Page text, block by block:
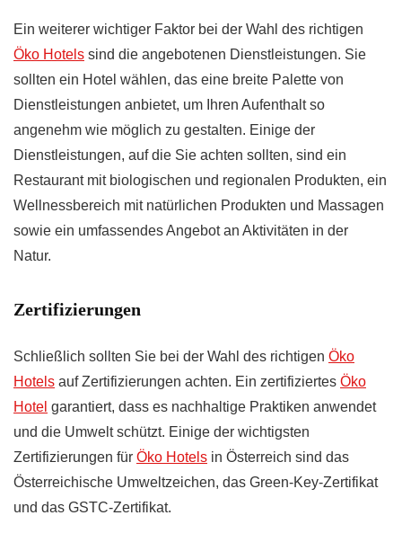
Ein weiterer wichtiger Faktor bei der Wahl des richtigen
Öko Hotels sind die angebotenen Dienstleistungen. Sie
sollten ein Hotel wählen, das eine breite Palette von
Dienstleistungen anbietet, um Ihren Aufenthalt so
angenehm wie möglich zu gestalten. Einige der
Dienstleistungen, auf die Sie achten sollten, sind ein
Restaurant mit biologischen und regionalen Produkten, ein
Wellnessbereich mit natürlichen Produkten und Massagen
sowie ein umfassendes Angebot an Aktivitäten in der
Natur.
Zertifizierungen
Schließlich sollten Sie bei der Wahl des richtigen Öko
Hotels auf Zertifizierungen achten. Ein zertifiziertes Öko
Hotel garantiert, dass es nachhaltige Praktiken anwendet
und die Umwelt schützt. Einige der wichtigsten
Zertifizierungen für Öko Hotels in Österreich sind das
Österreichische Umweltzeichen, das Green-Key-Zertifikat
und das GSTC-Zertifikat.